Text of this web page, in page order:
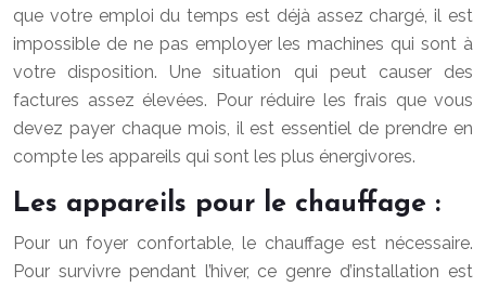
que votre emploi du temps est déjà assez chargé, il est
impossible de ne pas employer les machines qui sont à
votre disposition. Une situation qui peut causer des
factures assez élevées. Pour réduire les frais que vous
devez payer chaque mois, il est essentiel de prendre en
compte les appareils qui sont les plus énergivores.
Les appareils pour le chauffage :
Pour un foyer confortable, le chauffage est nécessaire.
Pour survivre pendant l’hiver, ce genre d’installation est